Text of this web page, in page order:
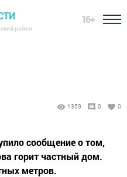
район
16+
1359 0 0
сообщение о том,
горит частный дом.
метров.